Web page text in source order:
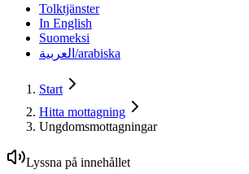
Tolktjänster
In English
Suomeksi
العربية/arabiska
Start
Hitta mottagning
Ungdomsmottagningar
Lyssna på innehållet